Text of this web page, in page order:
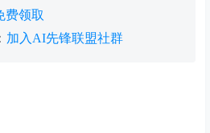
费领取
加入AI先锋联盟社群